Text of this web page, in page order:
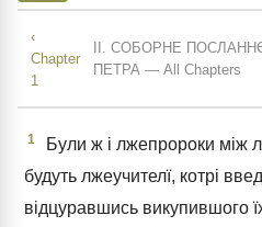
‹
Chapter
1
II. СОБОРНЕ
ПЕТРА — All Chapters
1
Були ж і лжепророки між
будуть лжеучителї, котрі
відцуравшись викупившого